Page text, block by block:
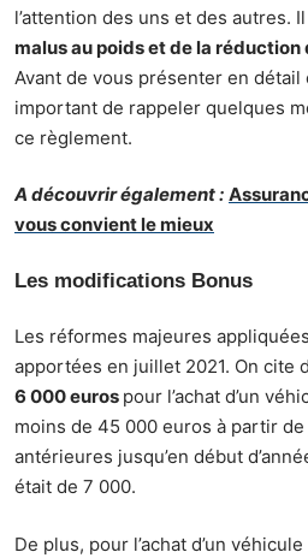
l’attention des uns et des autres.
malus au poids et de la
Avant de vous présenter en
important de rappeler quelques
ce règlement.
A découvrir également :
vous convient le mieux
Les modifications Bonus
Les réformes majeures
apportées en juillet 2021. On cite
6 000 euros pour l’achat d’un
moins de 45 000 euros à partir
antérieures jusqu’en début
était de 7 000.
De plus, pour l’achat d’un